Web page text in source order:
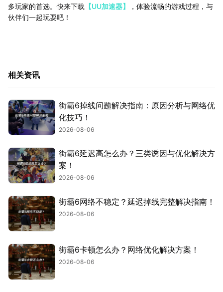
多玩家的首选。快来下载 【UU加速器】
，体验流畅的游戏过程，与
伙伴们一起玩耍吧！
相关资讯
街霸6掉线问题解决指南：原因分析与网络优
化技巧！
2026-08-06
街霸6延迟高怎么办？三类诱因与优化解决方
案！
2026-08-06
街霸6网络不稳定？延迟掉线完整解决指南！
2026-08-06
街霸6卡顿怎么办？网络优化解决方案！
2026-08-06